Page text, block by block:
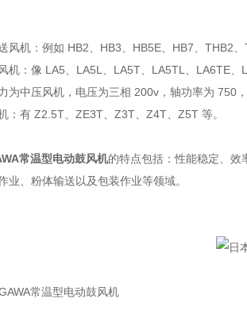
风机：例如 HB2、HB3、HB5E、HB7、THB2、
机：像 LA5、LA5L、LA5T、LA5TL、LA6TE
为中压风机，电压为三相 200v，轴功率为 750
：有 Z2.5T、ZE3T、Z3T、Z4T、Z5T 等。
常温型电动鼓风机的特点包括：性能稳定、效
业、粉体输送以及包装作业等领域。